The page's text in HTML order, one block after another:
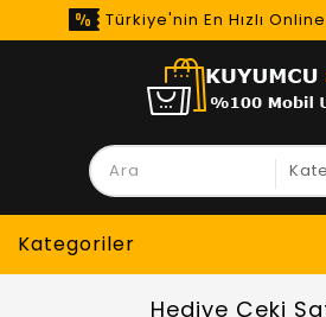
Türkiye'nin En Hızlı
Kategoriler
Hediye Çeki